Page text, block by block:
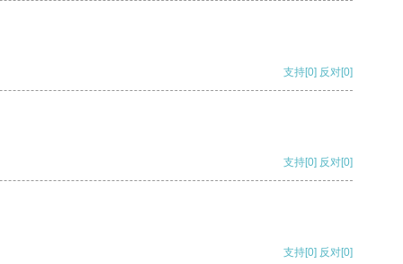
支持[0] 反对[0]
支持[0] 反对[0]
支持[0] 反对[0]